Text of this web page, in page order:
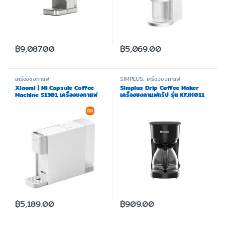
฿9,087.00 ฿5,069.00
เครื่องชงกาแฟ
Xiaomi | Mi Capsule Coffee
Machine S1301 เครื่องชงกาแฟ
฿5,189.00
SIMPLUS, เครื่องชงกาแฟ
Simplus Drip Coffee Maker
เครื่องชงกาแฟดริป รุ่น KFJH011
฿909.00